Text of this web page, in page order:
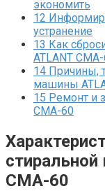
экономить
12
устранение
13 Как
ATLANT
14 Причины,
машины
15 Ремонт и
СМА-60
СМА-60